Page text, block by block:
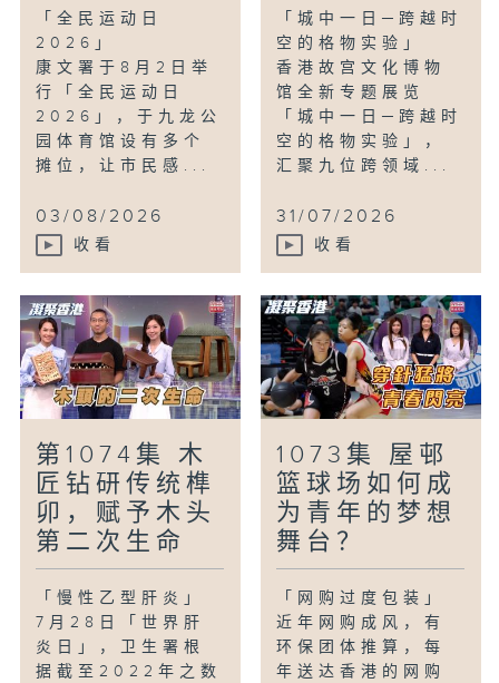
「全民运动日
2026」
康文署于8月2日举
行「全民运动日
2026」，于九龙公
园体育馆设有多个
摊位，让市民感...
03/08/2026
收看
「城中一日─跨越时
空的格物实验」
香港故宫文化博物
馆全新专题展览
「城中一日─跨越时
空的格物实验」，
汇聚九位跨领域...
31/07/2026
收看
第1074集 木
匠钻研传统榫
卯，赋予木头
第二次生命
「慢性乙型肝炎」
7月28日「世界肝
炎日」，卫生署根
据截至2022年之数
1073集 屋邨
篮球场如何成
为青年的梦想
舞台？
「网购过度包装」
近年网购成风，有
环保团体推算，每
年送达香港的网购